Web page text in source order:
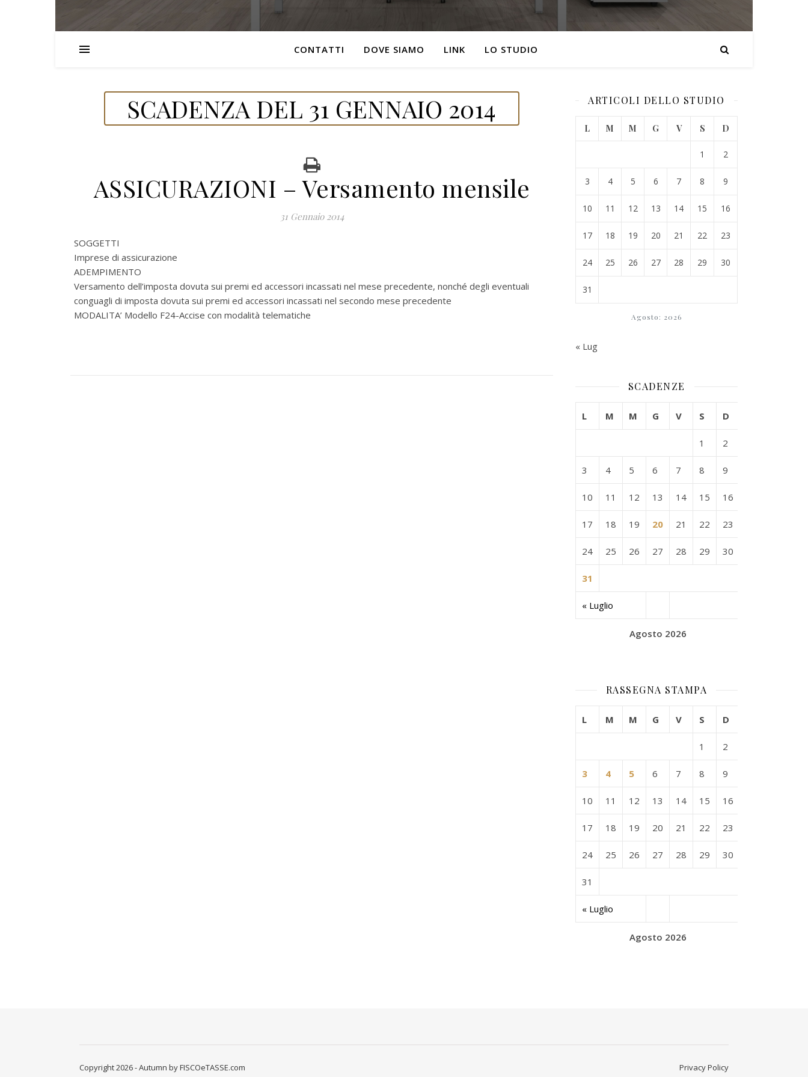
CONTATTI DOVE SIAMO LINK LO STUDIO
SCADENZA DEL 31 GENNAIO 2014
ASSICURAZIONI – Versamento mensile
31 Gennaio 2014
SOGGETTI
Imprese di assicurazione
ADEMPIMENTO
Versamento dell’imposta dovuta sui premi ed accessori incassati nel mese precedente, nonché degli eventuali
conguagli di imposta dovuta sui premi ed accessori incassati nel secondo mese precedente
MODALITA’ Modello F24-Accise con modalità telematiche
ARTICOLI DELLO STUDIO
Agosto: 2026
L M M G V S D
1 2
3 4 5 6 7 8 9
10 11 12 13 14 15 16
17 18 19 20 21 22 23
24 25 26 27 28 29 30
31
« Lug
SCADENZE
Agosto 2026
L M M G V S D
« Luglio
1 2
3 4 5 6 7 8 9
10 11 12 13 14 15 16
17 18 19 20 21 22 23
24 25 26 27 28 29 30
31
RASSEGNA STAMPA
Agosto 2026
L M M G V S D
« Luglio
1 2
3 4 5 6 7 8 9
10 11 12 13 14 15 16
17 18 19 20 21 22 23
24 25 26 27 28 29 30
31
Privacy Policy
Copyright 2026 - Autumn by FISCOeTASSE.com